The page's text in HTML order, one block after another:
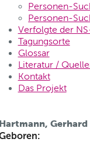
Personen-
Personen-
Verfolgte der
Tagungsorte
Glossar
Literatur /
Kontakt
Das Projekt
Gerhard